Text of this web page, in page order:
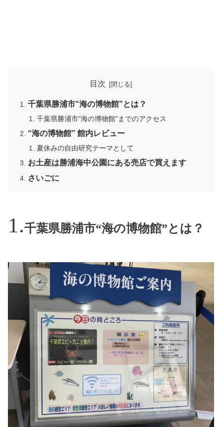
目次
千葉県勝浦市“海の博物館”とは？
千葉県勝浦市“海の博物館”までのアクセス
“海の博物館” 館内レビュー
夏休みの自由研究テーマとして
お土産は勝浦海中公園にある売店で買えます
さいごに
千葉県勝浦市“海の博物館”とは？